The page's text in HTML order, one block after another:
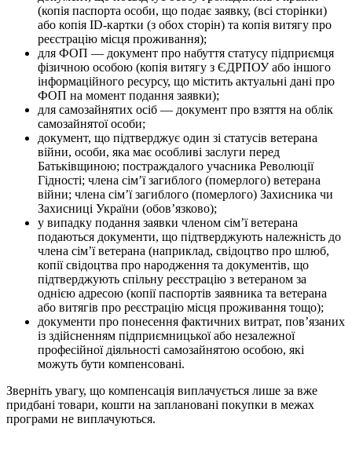
(копія паспорта особи, що подає заявку, (всі сторінки)
або копія ID-картки (з обох сторін) та копія витягу про
реєстрацію місця проживання);
для ФОП — документ про набуття статусу підприємця
фізичною особою (копія витягу з ЄДРПОУ або іншого
інформаційного ресурсу, що містить актуальні дані про
ФОП на момент подання заявки);
для самозайнятих осіб — документ про взяття на облік
самозайнятої особи;
документ, що підтверджує один зі статусів ветерана
війни, особи, яка має особливі заслуги перед
Батьківщиною; постраждалого учасника Революції
Гідності; члена сім’ї загиблого (померлого) ветерана
війни; члена сім’ї загиблого (померлого) Захисника чи
Захисниці України (обов’язково);
у випадку подання заявки членом сім’ї ветерана
подаються документи, що підтверджують належність до
члена сім’ї ветерана (наприклад, свідоцтво про шлюб,
копії свідоцтва про народження та документів, що
підтверджують спільну реєстрацію з ветераном за
однією адресою (копії паспортів заявника та ветерана
або витягів про реєстрацію місця проживання тощо);
документи про понесення фактичних витрат, пов’язаних
із здійсненням підприємницької або незалежної
професійної діяльності самозайнятою особою, які
можуть бути компенсовані.
Зверніть увагу, що компенсація виплачується лише за вже
придбані товари, кошти на заплановані покупки в межах
програми не виплачуються.